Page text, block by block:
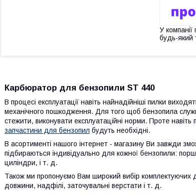
У
будь-який
Карбюратор для бензопили ST 440
В процесі експлуатації навіть найнадійніші пилки
механічного пошкодження. Для того щоб бензопила
стежити, виконувати експлуатаційні норми. Проте
запчастини для бензопил будуть необхідні.
В асортименті нашого інтернет - магазину Ви завжди
підбираються індивідуально для кожної бензопили:
циліндри, і т. д.
Також ми пропонуємо Вам широкий вибір комплектуючих
довжини, надфілі, заточувальні верстати і т. д.